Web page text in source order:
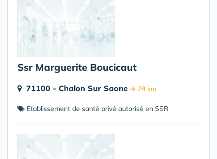
Ssr Marguerite Boucicaut
71100 - Chalon Sur Saone ➔ 28 km
Etablissement de santé privé autorisé en SSR